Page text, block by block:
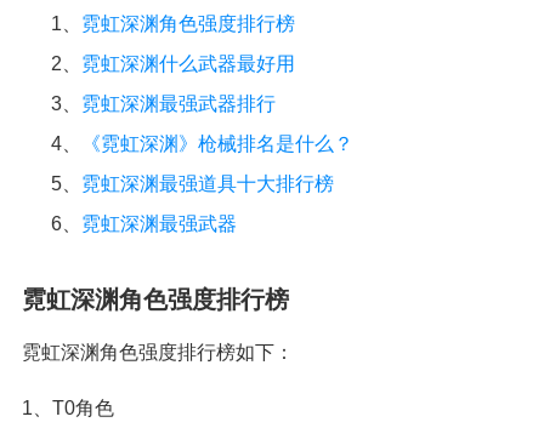
1、 霓虹深渊角色强度排行榜
2、 霓虹深渊什么武器最好用
3、 霓虹深渊最强武器排行
4、
《霓虹深渊》枪械排名是什么？
5、 霓虹深渊最强道具十大排行榜
6、 霓虹深渊最强武器
霓虹深渊角色强度排行榜
霓虹深渊角色强度排行榜如下：
1、T0角色